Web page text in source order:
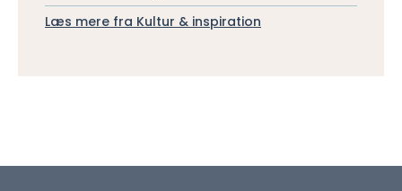
Læs mere fra Kultur & inspiration